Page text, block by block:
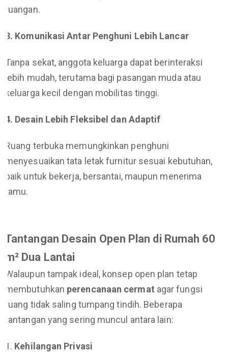
ruangan.
3. Komunikasi Antar Penghuni Lebih Lancar
Tanpa sekat, anggota keluarga dapat berinteraksi
lebih mudah, terutama bagi pasangan muda atau
keluarga kecil dengan mobilitas tinggi.
4. Desain Lebih Fleksibel dan Adaptif
Ruang terbuka memungkinkan penghuni
menyesuaikan tata letak furnitur sesuai kebutuhan,
baik untuk bekerja, bersantai, maupun menerima
tamu.
Tantangan Desain Open Plan di Rumah 60
m² Dua Lantai
Walaupun tampak ideal, konsep open plan tetap
membutuhkan perencanaan cermat agar fungsi
ruang tidak saling tumpang tindih. Beberapa
tantangan yang sering muncul antara lain:
Kehilangan Privasi